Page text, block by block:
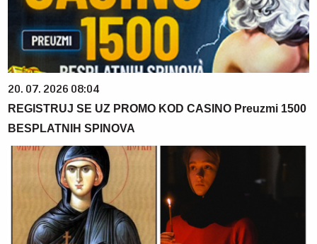
20. 07. 2026 08:04
REGISTRUJ SE UZ PROMO KOD CASINO Preuzmi 1500
BESPLATNIH SPINOVA